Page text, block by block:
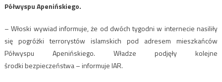
Półwyspu Apenińskiego.
– Włoski wywiad informuje, że od dwóch tygodni w internecie nasiliły
się pogróżki terrorystów islamskich pod adresem mieszkańców
Półwyspu Apenińskiego. Władze podjęły kolejne
środki bezpieczeństwa – informuje IAR.